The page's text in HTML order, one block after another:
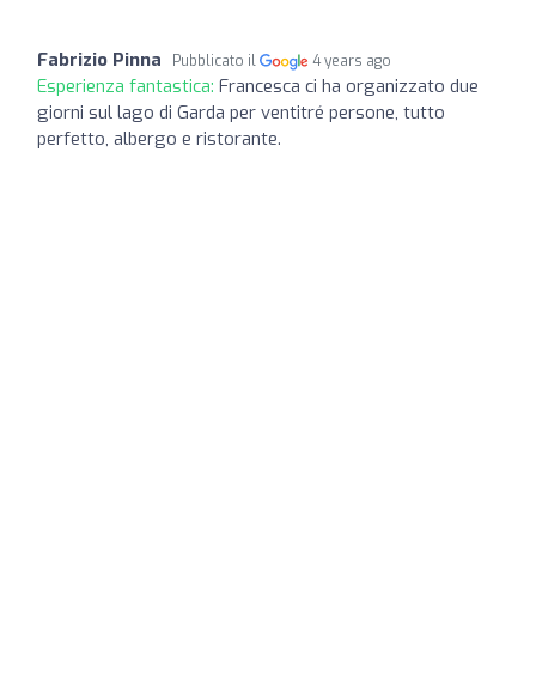
Fabrizio Pinna Pubblicato il 4 years ago
Esperienza fantastica: Francesca ci ha organizzato due
giorni sul lago di Garda per ventitré persone, tutto
perfetto, albergo e ristorante.